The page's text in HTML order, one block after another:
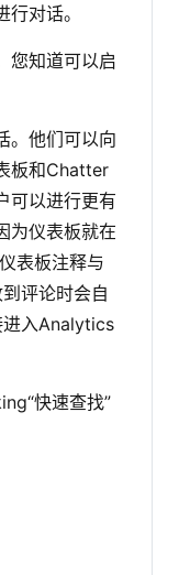
对话。
您知道可以启
。他们可以向
板和Chatter
可以进行更有
为仪表板就在
表板注释与
评论时会自
入Analytics
快速查找”